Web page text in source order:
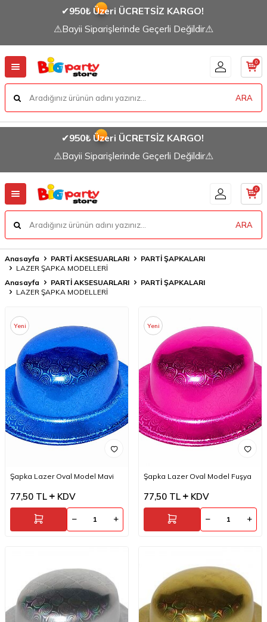
✔950₺ Üzeri ÜCRETSİZ KARGO!
⚠Bayii Siparişlerinde Geçerli Değildir⚠
ARA
0
✔950₺ Üzeri ÜCRETSİZ KARGO!
⚠Bayii Siparişlerinde Geçerli Değildir⚠
ARA
0
Anasayfa PARTİ AKSESUARLARI
PARTİ ŞAPKALARI
LAZER ŞAPKA MODELLERİ
Anasayfa
PARTİ AKSESUARLARI
PARTİ ŞAPKALARI
LAZER ŞAPKA MODELLERİ
Yeni
Şapka Lazer Oval Model Mavi
77,50 TL KDV
Yeni
Şapka Lazer Oval Model Fuşya
77,50 TL KDV